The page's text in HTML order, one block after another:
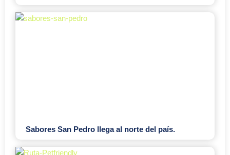
Sabores San Pedro llega al norte del país.